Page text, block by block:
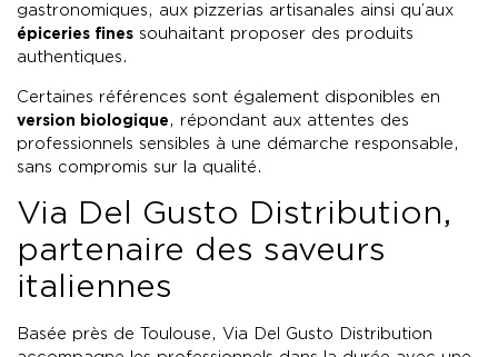
gastronomiques, aux pizzerias artisanales ainsi qu’aux
épiceries fines souhaitant proposer des produits
authentiques.
Certaines références sont également disponibles en
version biologique, répondant aux attentes des
professionnels sensibles à une démarche responsable,
sans compromis sur la qualité.
Via Del Gusto Distribution,
partenaire des saveurs
italiennes
Basée près de Toulouse, Via Del Gusto Distribution